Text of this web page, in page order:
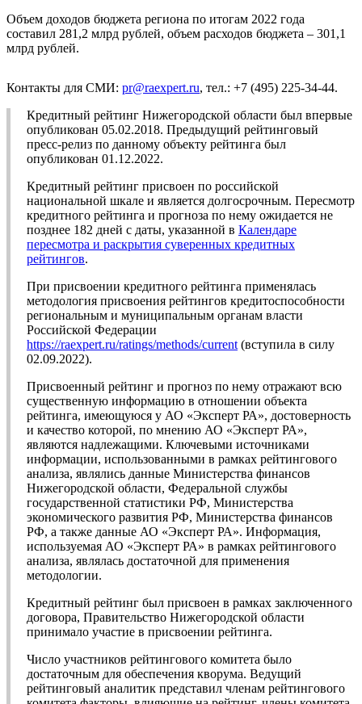
Объем доходов бюджета региона по итогам 2022 года
составил 281,2 млрд рублей, объем расходов бюджета – 301,1
млрд рублей.
Контакты для СМИ: pr@raexpert.ru, тел.: +7 (495) 225-34-44.
Кредитный рейтинг Нижегородской области был впервые
опубликован 05.02.2018. Предыдущий рейтинговый
пресс-релиз по данному объекту рейтинга был
опубликован 01.12.2022.
Кредитный рейтинг присвоен по российской
национальной шкале и является долгосрочным. Пересмотр
кредитного рейтинга и прогноза по нему ожидается не
позднее 182 дней с даты, указанной в Календаре
пересмотра и раскрытия суверенных кредитных
рейтингов.
При присвоении кредитного рейтинга применялась
методология присвоения рейтингов кредитоспособности
региональным и муниципальным органам власти
Российской Федерации
https://raexpert.ru/ratings/methods/current (вступила в силу
02.09.2022).
Присвоенный рейтинг и прогноз по нему отражают всю
существенную информацию в отношении объекта
рейтинга, имеющуюся у АО «Эксперт РА», достоверность
и качество которой, по мнению АО «Эксперт РА»,
являются надлежащими. Ключевыми источниками
информации, использованными в рамках рейтингового
анализа, являлись данные Министерства финансов
Нижегородской области, Федеральной службы
государственной статистики РФ, Министерства
экономического развития РФ, Министерства финансов
РФ, а также данные АО «Эксперт РА». Информация,
используемая АО «Эксперт РА» в рамках рейтингового
анализа, являлась достаточной для применения
методологии.
Кредитный рейтинг был присвоен в рамках заключенного
договора, Правительство Нижегородской области
принимало участие в присвоении рейтинга.
Число участников рейтингового комитета было
достаточным для обеспечения кворума. Ведущий
рейтинговый аналитик представил членам рейтингового